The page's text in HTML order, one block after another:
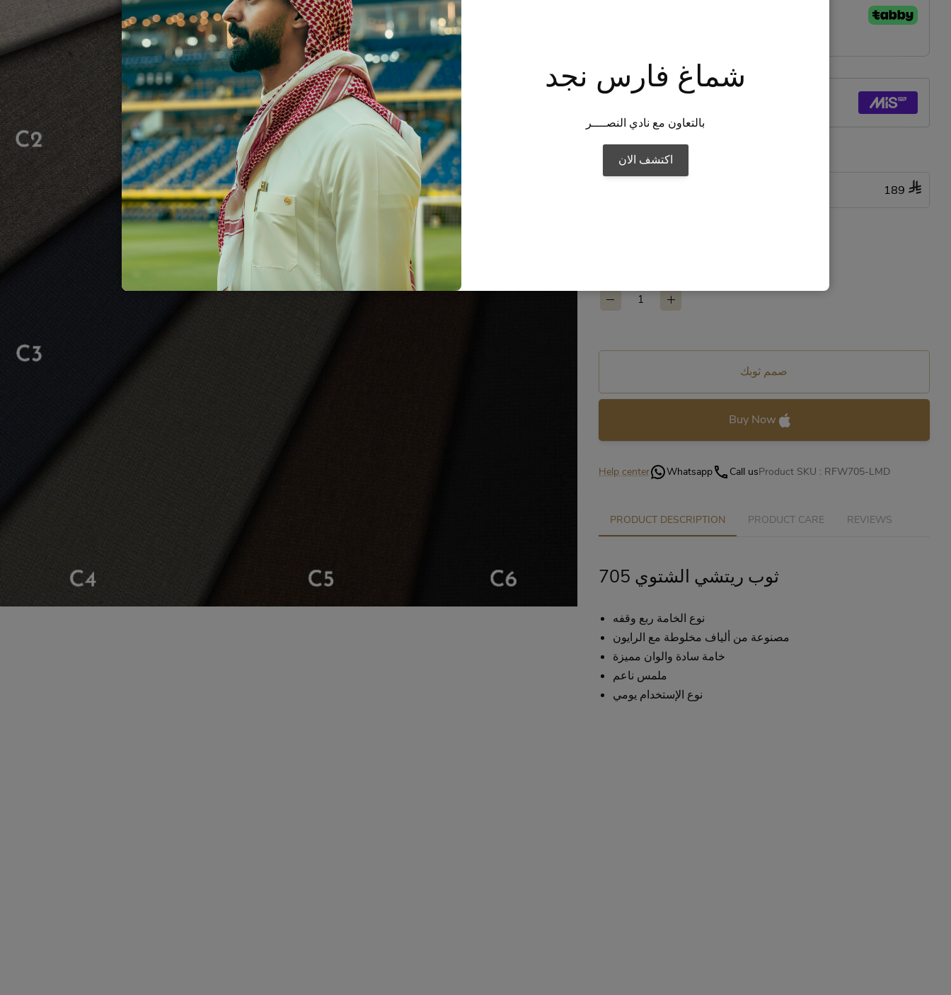
شماغ فارس نجد
بالتعاون مع نادي النصــــر
اكتشف الان
Alternative Product
189
صمم ثوبك
Buy Now
Help center Whatsapp Call usProduct SKU : RFW705-LMD
PRODUCT DESCRIPTION PRODUCT CARE REVIEWS
ثوب ريتشي الشتوي 705
نوع الخامة ربع وقفه
مصنوعة من ألياف مخلوطة مع الرايون
خامة سادة والوان مميزة
ملمس ناعم
نوع الإستخدام يومي